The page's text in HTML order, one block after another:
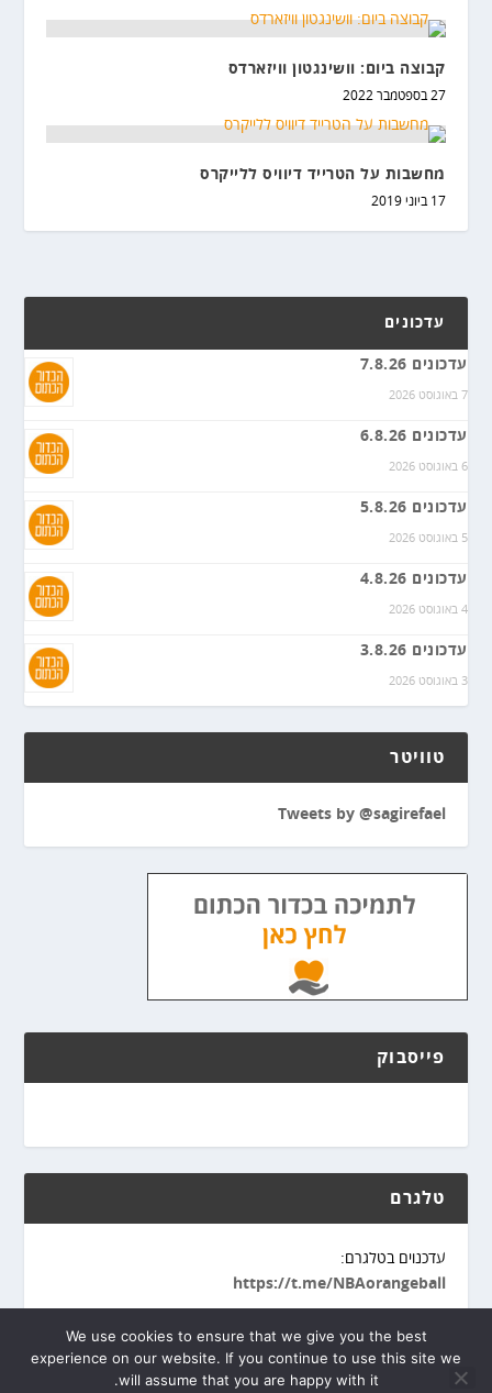
קבוצה ביום: וושינגטון וויזארדס
27 בספטמבר 2022
מחשבות על הטרייד דיוויס ללייקרס
17 ביוני 2019
עדכונים
עדכונים 7.8.26
7 באוגוסט 2026
עדכונים 6.8.26
6 באוגוסט 2026
עדכונים 5.8.26
5 באוגוסט 2026
עדכונים 4.8.26
4 באוגוסט 2026
עדכונים 3.8.26
3 באוגוסט 2026
טוויטר
Tweets by @sagirefael
פייסבוק
טלגרם
עדכנוים בטלגרם:
https://t.me/NBAorangeball
We use cookies to ensure that we give you the best
experience on our website. If you continue to use this site we
will assume that you are happy with it.